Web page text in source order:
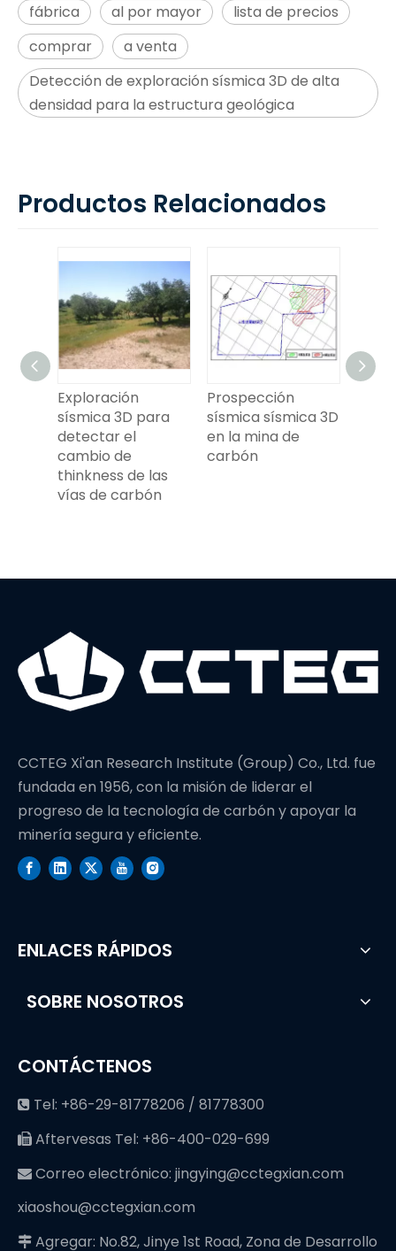
fábrica
al por mayor
lista de precios
comprar
a venta
Detección de exploración sísmica 3D de alta
densidad para la estructura geológica
Productos Relacionados
Exploración
sísmica 3D para
detectar el
cambio de
thinkness de las
vías de carbón
Prospección
sísmica sísmica 3D
en la mina de
carbón
CCTEG Xi'an Research Institute (Group) Co., Ltd. fue
fundada en 1956, con la misión de liderar el
progreso de la tecnología de carbón y apoyar la
minería segura y eficiente.
ENLACES RÁPIDOS
SOBRE NOSOTROS
CONTÁCTENOS
 Tel: +86-29-81778206 / 81778300
 Aftervesas Tel: +86-400-029-699
 Correo electrónico: jingying@cctegxian.com
xiaoshou@cctegxian.com
 Agregar: No.82, Jinye 1st Road, Zona de Desarrollo